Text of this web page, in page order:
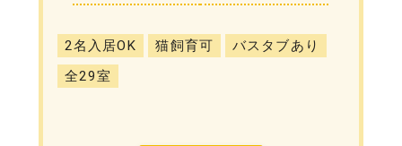
2名入居OK 猫飼育可
バスタブあり
全29室